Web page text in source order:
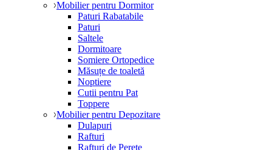
Mobilier pentru Dormitor
Paturi Rabatabile
Paturi
Saltele
Dormitoare
Somiere Ortopedice
Măsuțe de toaletă
Noptiere
Cutii pentru Pat
Toppere
Mobilier pentru Depozitare
Dulapuri
Rafturi
Rafturi de Perete